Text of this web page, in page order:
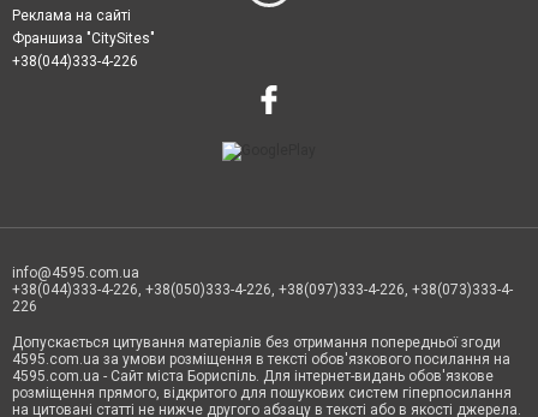
Реклама на сайті
Франшиза "CitySites"
+38(044)333-4-226
info@4595.com.ua
+38(044)333-4-226, +38(050)333-4-226, +38(097)333-4-226, +38(073)333-4-
226
Допускається цитування матеріалів без отримання попередньої згоди
4595.com.ua за умови розміщення в тексті обов'язкового посилання на
4595.com.ua - Сайт міста Бориспіль. Для інтернет-видань обов'язкове
розміщення прямого, відкритого для пошукових систем гіперпосилання
на цитовані статті не нижче другого абзацу в тексті або в якості джерела.